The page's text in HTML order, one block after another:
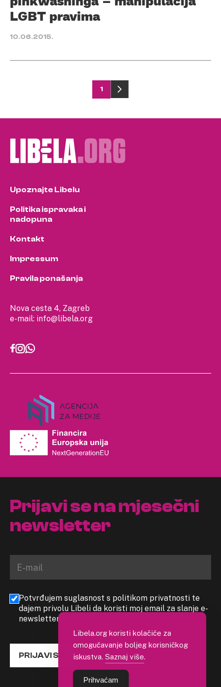
LGBT pravima
10.06.2015.
pagination
1
Nova cesta 4, Zagreb
e-mail: info@libela.org
Upoznajte Libelu
Politika ispravaka i
nadopuna
Kontakt
Impressum
Pravila ponašanja
Prijavi se na mjesečni
newsletter
Potvrđujem suglasnost s politikom privatnosti te
dajem privolu Libeli da koristi moj email za slanje e-
newslettera
PRIJAVI SE
Libela.org koristi kolačiće za
omogućavanje boljeg korisničkog
iskustva. Saznaj više.
Prihvaćam